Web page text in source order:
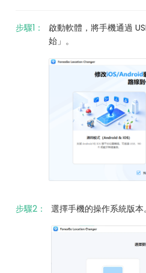
步驟1：
啟動軟體，將手機通過
始」。
步驟2： 選擇手機的操作系統版本。